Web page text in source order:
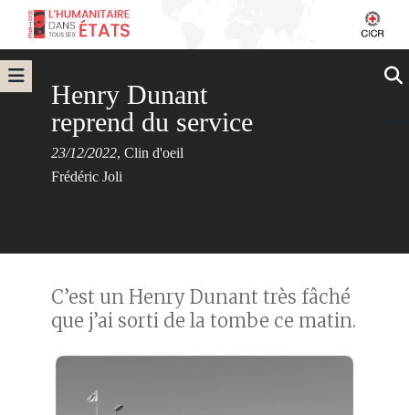
Henry Dunant
reprend du service
23/12/2022, Clin d'oeil
Frédéric Joli
C’est un Henry Dunant très fâché
que j’ai sorti de la tombe ce matin.